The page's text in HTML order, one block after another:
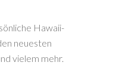
Hawaii-
neuesten
vielem mehr.